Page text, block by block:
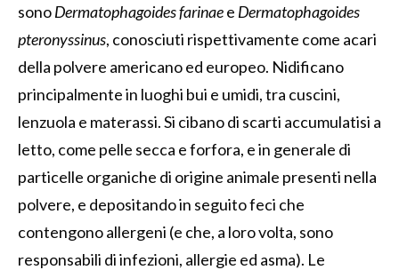
sonoDermatophagoides farinaee Dermatophagoides
pteronyssinus, conosciuti rispettivamente come acari
della polvere americano ed europeo. Nidificano
principalmente in luoghi bui e umidi, tra cuscini,
lenzuola e materassi. Si cibano di scarti accumulatisi a
letto, come pelle secca e forfora, e in generale di
particelle organiche di origine animale presenti nella
polvere, e depositando in seguito feci che
contengono allergeni (e che, a loro volta, sono
responsabili di infezioni, allergie ed asma). Le